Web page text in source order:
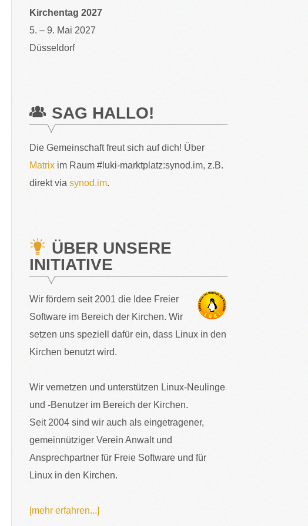
Kirchentag 2027
5. – 9. Mai 2027
Düsseldorf
SAG HALLO!
Die Gemeinschaft freut sich auf dich! Über
Matrix im Raum #luki-marktplatz:synod.im, z.B.
direkt viasynod.im.
ÜBER UNSERE
INITIATIVE
Wir fördern seit 2001 die Idee Freier
Software im Bereich der Kirchen. Wir
setzen uns speziell dafür ein, dass Linux in den
Kirchen benutzt wird.
Wir vernetzen und unterstützen Linux-Neulinge
und -Benutzer im Bereich der Kirchen.
Seit 2004 sind wir auch als eingetragener,
gemeinnütziger Verein Anwalt und
Ansprechpartner für Freie Software und für
Linux in den Kirchen.
[mehr erfahren...]